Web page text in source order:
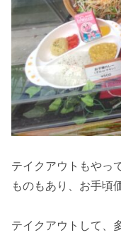
テイクアウトもやっ
ものもあり、お手頃
テイクアウトして、